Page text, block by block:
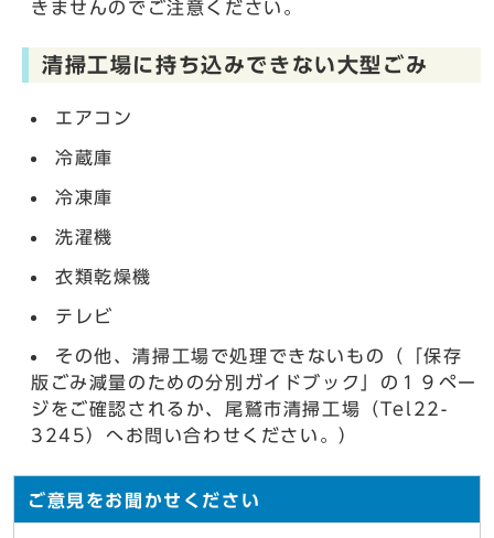
きませんのでご注意ください。
清掃工場に持ち込みできない大型ごみ
エアコン
冷蔵庫
冷凍庫
洗濯機
衣類乾燥機
テレビ
その他、清掃工場で処理できないもの（「保存
版ごみ減量のための分別ガイドブック」の１９ペー
ジをご確認されるか、尾鷲市清掃工場（Tel22-
3245）へお問い合わせください。）
ご意見をお聞かせください